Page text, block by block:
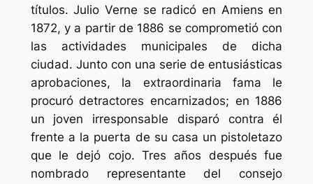
títulos. Julio Verne se radicó en Amiens en
1872, y a partir de 1886 se comprometió con
las actividades municipales de dicha
ciudad. Junto con una serie de entusiásticas
aprobaciones, la extraordinaria fama le
procuró detractores encarnizados; en 1886
un joven irresponsable disparó contra él
frente a la puerta de su casa un pistoletazo
que le dejó cojo. Tres años después fue
nombrado representante del consejo